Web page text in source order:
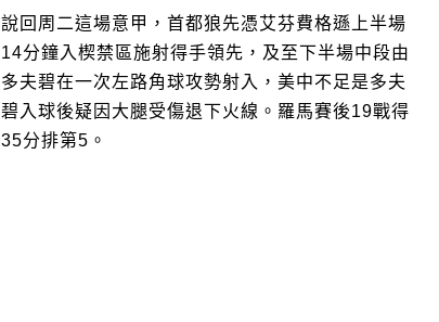
說回周二這場意甲，首都狼先憑艾芬費格遜上半場
14分鐘入楔禁區施射得手領先，及至下半場中段由
多夫碧在一次左路角球攻勢射入，美中不足是多夫
碧入球後疑因大腿受傷退下火線。羅馬賽後19戰得
35分排第5。